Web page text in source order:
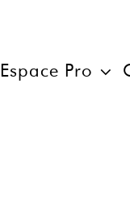
Espace Pro